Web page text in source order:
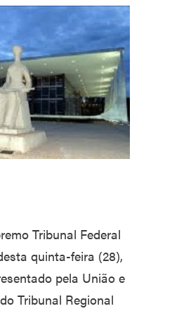
Tribunal Federal
quinta-feira (28),
pela União e
Tribunal Regional